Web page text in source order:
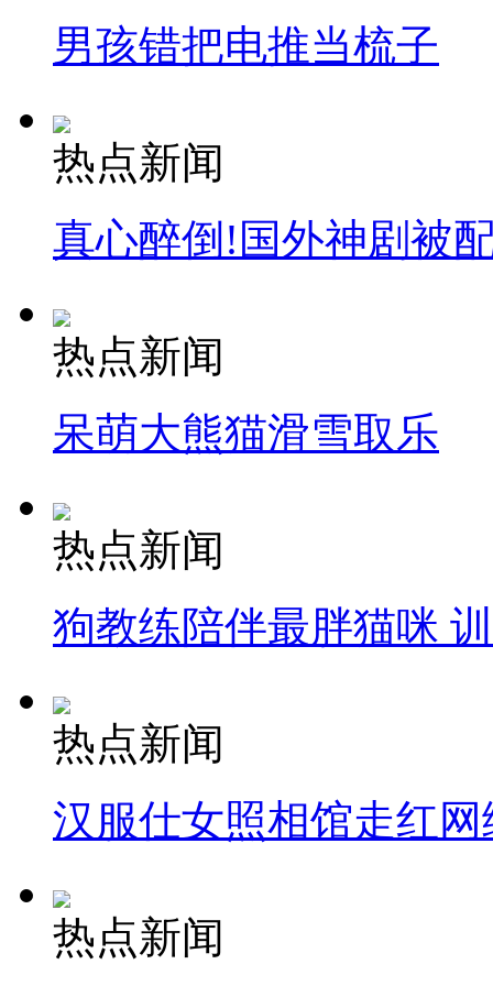
男孩错把电推当梳子
热点新闻
真心醉倒!国外神剧被
热点新闻
呆萌大熊猫滑雪取乐
热点新闻
狗教练陪伴最胖猫咪
热点新闻
汉服仕女照相馆走红网
热点新闻